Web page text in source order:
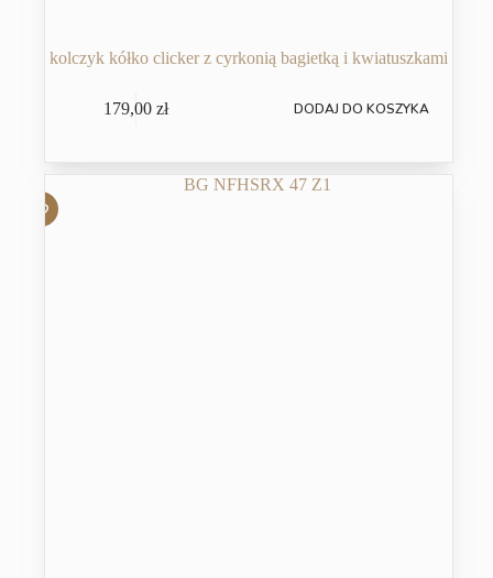
kolczyk kółko clicker z cyrkonią bagietką i kwiatuszkami
179,00zł DODAJ DO KOSZYKA